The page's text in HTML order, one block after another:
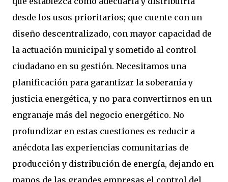
desde los usos prioritarios; que cuente con un
diseño descentralizado, con mayor capacidad de
la actuación municipal y sometido al control
ciudadano en su gestión. Necesitamos una
planificación para garantizar la soberanía y
justicia energética, y no para convertirnos en un
engranaje más del negocio energético. No
profundizar en estas cuestiones es reducir a
anécdota las experiencias comunitarias de
producción y distribución de energía, dejando en
manos de las grandes empresas el control del